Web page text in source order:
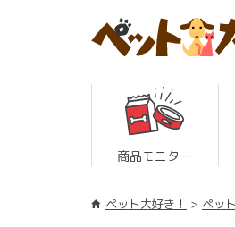
商品モニター
ペット大好き！ ペッ